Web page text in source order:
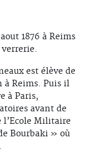
1876 à Reims
est élève de
à Reims. Puis il
à Paris,
avant de
l’Ecole Militaire
Bourbaki » où